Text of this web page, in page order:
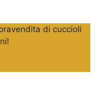
di cuccioli